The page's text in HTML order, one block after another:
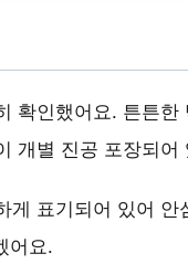
확인했어요. 튼튼
개별 진공 포장되
게 표기되어 있어
어요.